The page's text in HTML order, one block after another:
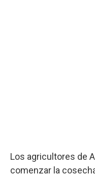
Los agricultores de
comenzar la